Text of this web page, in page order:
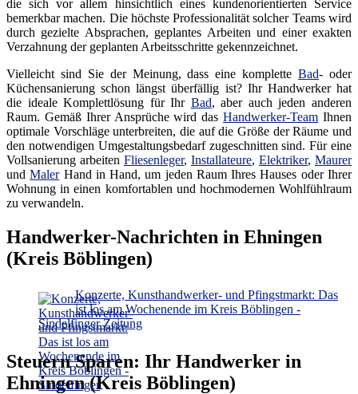
die sich vor allem hinsichtlich eines kundenorientierten Service
bemerkbar machen. Die höchste Professionalität solcher Teams wird
durch gezielte Absprachen, geplantes Arbeiten und einer exakten
Verzahnung der geplanten Arbeitsschritte gekennzeichnet.
Vielleicht sind Sie der Meinung, dass eine kompletteBad- oder
Küchensanierung schon längst überfällig ist? Ihr Handwerker hat
die ideale Komplettlösung für Ihr Bad, aber auch jeden anderen
Raum. Gemäß Ihrer Ansprüche wird dasHandwerker-Team Ihnen
optimale Vorschläge unterbreiten, die auf die Größe der Räume und
den notwendigen Umgestaltungsbedarf zugeschnitten sind. Für eine
Vollsanierung arbeiten Fliesenleger, Installateure, Elektriker, Maurer
undMalerHand in Hand, um jeden Raum Ihres Hauses oder Ihrer
Wohnung in einen komfortablen und hochmodernen Wohlfühlraum
zu verwandeln.
Handwerker-Nachrichten in Ehningen
(Kreis Böblingen)
Konzerte, Kunsthandwerker- und Pfingstmarkt: Das
ist los am Wochenende im Kreis Böblingen -
Sindelfinger Zeitung
Steuern Sparen: Ihr Handwerker in
Ehningen (Kreis Böblingen)